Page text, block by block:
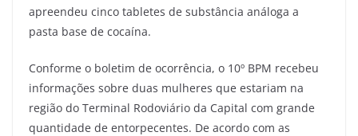
apreendeu cinco tabletes de substância análoga a
pasta base de cocaína.
Conforme o boletim de ocorrência, o 10º BPM recebeu
informações sobre duas mulheres que estariam na
região do Terminal Rodoviário da Capital com grande
quantidade de entorpecentes. De acordo com as